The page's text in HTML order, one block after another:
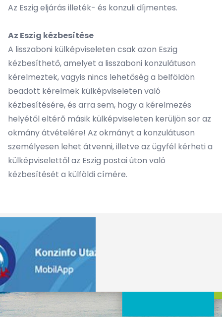
Az Eszig eljárás illeték- és konzuli díjmentes.
Az Eszig kézbesítése
A lisszaboni külképviseleten csak azon Eszig
kézbesíthető, amelyet a lisszaboni konzulátuson
kérelmeztek, vagyis nincs lehetőség a belföldön
beadott kérelmek külképviseleten való
kézbesítésére, és arra sem, hogy a kérelmezés
helyétől eltérő másik külképviseleten kerüljön sor az
okmány átvételére! Az okmányt a konzulátuson
személyesen lehet átvenni, illetve az ügyfél kérheti a
külképviselettől az Eszig postai úton való
kézbesítését a külföldi címére.